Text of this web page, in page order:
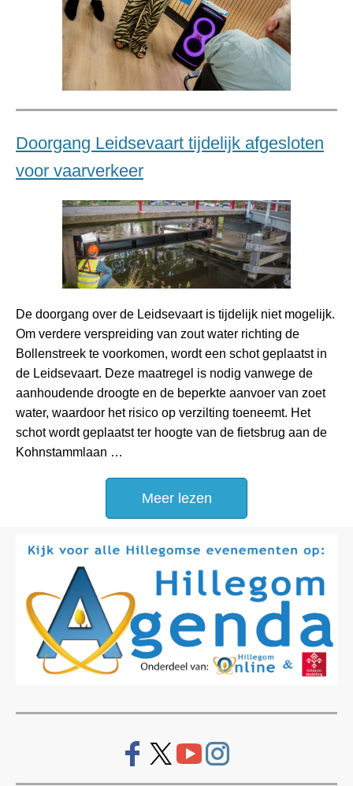
Doorgang Leidsevaart tijdelijk afgesloten
voor vaarverkeer
De doorgang over de Leidsevaart is tijdelijk niet mogelijk.
Om verdere verspreiding van zout water richting de
Bollenstreek te voorkomen, wordt een schot geplaatst in
de Leidsevaart. Deze maatregel is nodig vanwege de
aanhoudende droogte en de beperkte aanvoer van zoet
water, waardoor het risico op verzilting toeneemt. Het
schot wordt geplaatst ter hoogte van de fietsbrug aan de
Kohnstammlaan …
Meer lezen